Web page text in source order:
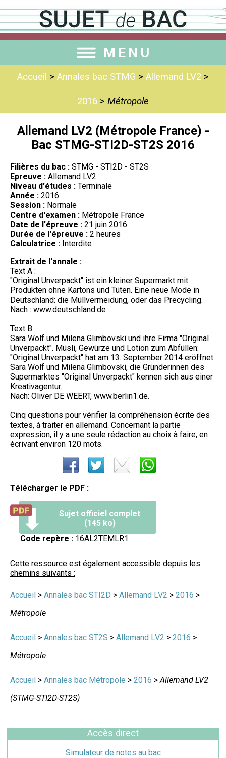
MENU
Accueil > Annales bac STMG > Allemand LV2 >
2016 > Métropole
Allemand LV2 (Métropole France) -
Bac STMG-STI2D-ST2S 2016
Filières du bac : STMG - STI2D - ST2S
Epreuve : Allemand LV2
Niveau d'études : Terminale
Année : 2016
Session : Normale
Centre d'examen : Métropole France
Date de l'épreuve : 21 juin 2016
Durée de l'épreuve : 2 heures
Calculatrice : Interdite
Extrait de l'annale :
Text A :
"Original Unverpackt" ist ein kleiner Supermarkt mit
Produkten ohne Kartons und Tüten. Eine neue Mode in
Deutschland: die Müllvermeidung, oder das Precycling.
Nach : www.deutschland.de
Text B :
Sara Wolf und Milena Glimbovski und ihre Firma "Original
Unverpackt". Müsli, Gewürze und Lotion zum Abfüllen:
"Original Unverpackt" hat am 13. September 2014 eröffnet.
Sara Wolf und Milena Glimbovski, die Gründerinnen des
Supermarktes "Original Unverpackt" kennen sich aus einer
Kreativagentur.
Nach: Oliver DE WEERT, www.berlin1.de.
Cinq questions pour vérifier la compréhension écrite des
textes, à traiter en allemand. Concernant la partie
expression, il y a une seule rédaction au choix à faire, en
écrivant environ 120 mots.
Télécharger le PDF :
Sujet officiel complet
(145 ko)
Code repère : 16AL2TEMLR1
Cette ressource est également accessible depuis les
chemins suivants :
Accueil > Annales bac STI2D > Allemand LV2 > 2016 >
Métropole
Accueil > Annales bac ST2S > Allemand LV2 > 2016 >
Métropole
Accueil > Annales bac Métropole > 2016 >Allemand LV2
(STMG-STI2D-ST2S)
Accès direct
Simulateur de notes au bac